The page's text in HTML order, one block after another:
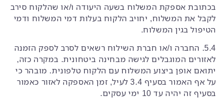
בכתובת אספקת המשלוח בשעה היעודה ו/או שהלקוח סירב
לקבל את המשלוח, יחויב הלקוח בעלות דמי המשלוח ודמי
הטיפול בגין המשלוח.
5.4. החברה ו/או חברת השילוח רשאים לסרב לספק הזמנה
לאזורים המוגבלים לגישה מבחינה ביטחונית. במקרה כזה,
יתואם אופן ביצוע המשלוח עם הלקוח טלפונית. מובהר כי
על אף האמור בסעיף ‎3.4 לעיל, זמן האספקה לאזור כאמור
בסעיף זה יהיה עד 10 ימי עסקים.